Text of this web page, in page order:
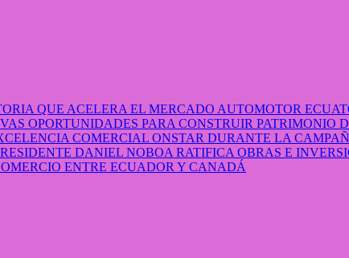
QUE ACELERA EL MERCADO AUTOMOTOR
OPORTUNIDADES PARA CONSTRUIR PATRIMONIO
COMERCIAL ONSTAR DURANTE LA
DANIEL NOBOA RATIFICA OBRAS E
ENTRE ECUADOR Y CANADÁ